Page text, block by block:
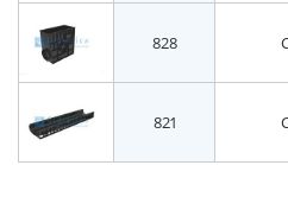
828
821